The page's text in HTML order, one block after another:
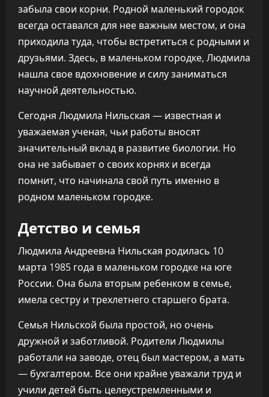
забыла свои корни. Родной маленький городок
всегда оставался для нее важным местом, и она
приходила туда, чтобы встретиться с родными и
друзьями. Здесь, в маленьком городке, Людмила
нашла свое вдохновение и силу заниматься
научной деятельностью.
Сегодня Людмила Нильская — известная и
уважаемая ученая, чьи работы вносят
значительный вклад в развитие биологии. Но
она не забывает о своих корнях и всегда
помнит, что начинала свой путь именно в
родном маленьком городке.
Детство и семья
Людмила Андреевна Нильская родилась 10
марта 1985 года в маленьком городке на юге
России. Она была вторым ребенком в семье,
имела сестру и трехлетнего старшего брата.
Семья Нильской была простой, но очень
дружной и заботливой. Родители Людмилы
работали на заводе, отец был мастером, а мать
— бухгалтером. Все они крайне уважали труд и
учили детей быть целеустремленными и